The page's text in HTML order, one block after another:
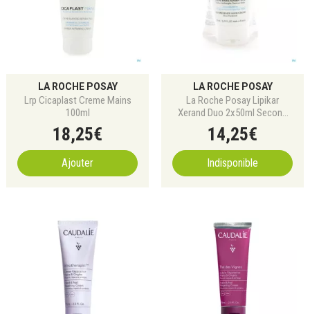
LA ROCHE POSAY
Lrp Cicaplast Creme Mains
100ml
18,25€
Ajouter
LA ROCHE POSAY
La Roche Posay Lipikar
Xerand Duo 2x50ml Second
-50%
14,25€
Indisponible